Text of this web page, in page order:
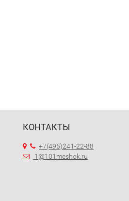
КОНТАКТЫ
+7(495)241-22-88
1@101meshok.ru